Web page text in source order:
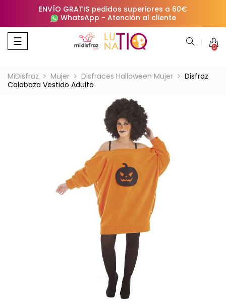
ENVÍO GRATIS pedidos superiores a 60€
WhatsApp - Atención al cliente
Navegación
de
☰ 0
MiDisfraz Mujer Disfraces Halloween Mujer
Disfraz
Calabaza Vestido Adulto